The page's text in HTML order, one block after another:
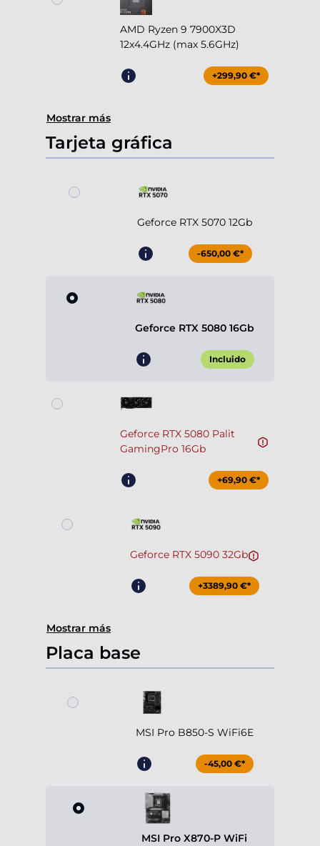
AMD Ryzen 9 7900X3D
12x4.4GHz (max 5.6GHz)
+299,90 €*
Mostrar más
Tarjeta gráfica
Geforce RTX 5070 12Gb
-650,00 €*
Geforce RTX 5080 16Gb
Incluido
Geforce RTX 5080 Palit
GamingPro 16Gb
+69,90 €*
Geforce RTX 5090 32Gb
+3389,90 €*
Mostrar más
Placa base
MSI Pro B850-S WiFi6E
-45,00 €*
MSI Pro X870-P WiFi